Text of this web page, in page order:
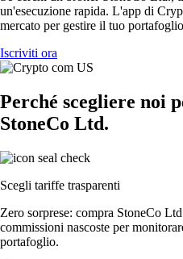
un'esecuzione rapida. L'app di
mercato per gestire il tuo
Iscriviti ora
Perché scegliere noi
StoneCo Ltd.
Scegli tariffe trasparenti
Zero sorprese: compra StoneCo
commissioni nascoste per
portafoglio.